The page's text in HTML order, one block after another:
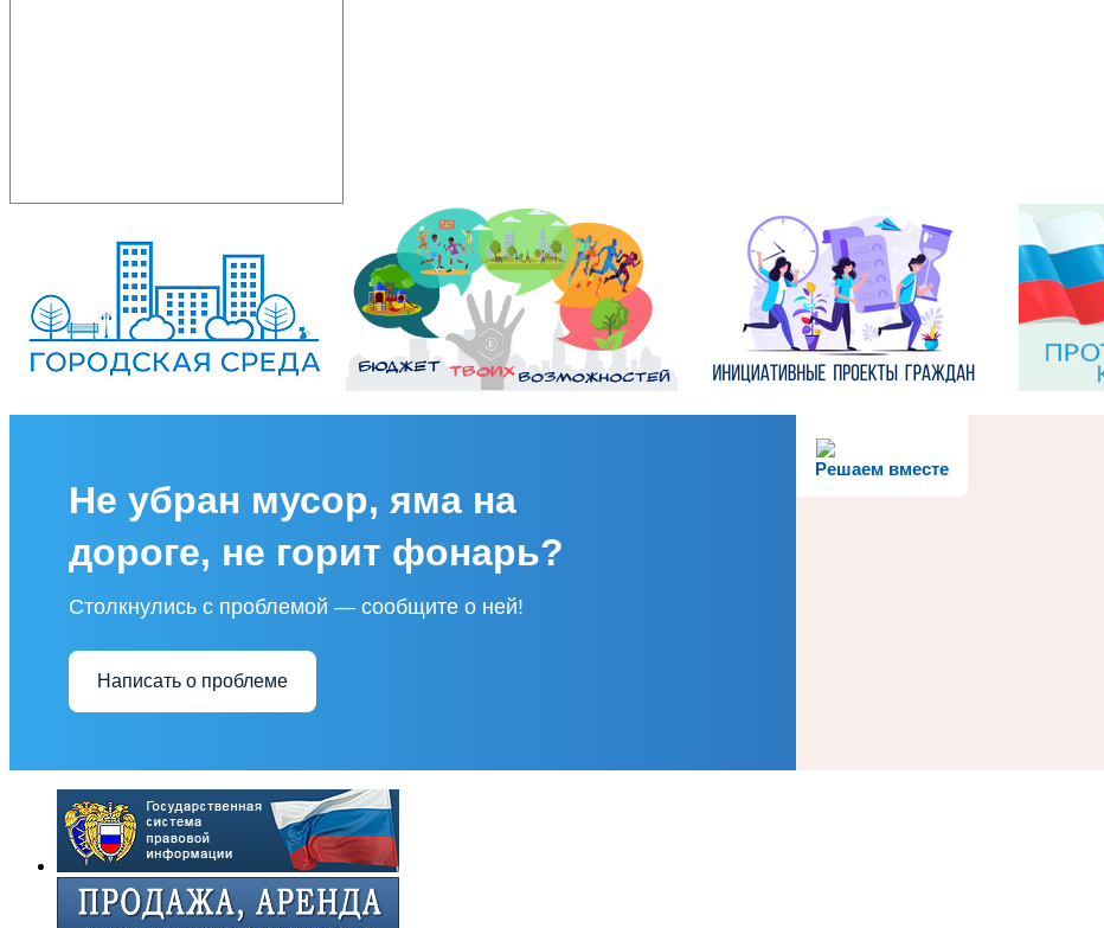
Решаем вместе
Не убран мусор, яма на
дороге, не горит фонарь?
Столкнулись с проблемой — сообщите о ней!
Написать о проблеме